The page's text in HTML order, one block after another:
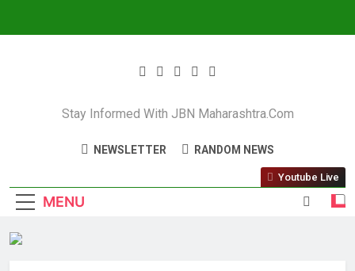
JBN Maharashtra
Stay Informed With JBN Maharashtra.com
NEWSLETTER RANDOM NEWS
MENU
Youtube Live